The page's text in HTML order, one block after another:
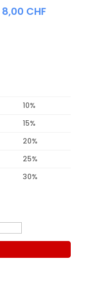
8,00 CHF
10%
15%
20%
25%
30%